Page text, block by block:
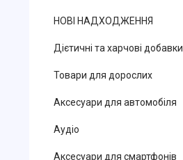
НОВІ НАДХОДЖЕННЯ
Дієтичні та харчові добавки
Товари для дорослих
Аксесуари для автомобіля
Аудіо
Аксесуари для смартфонів